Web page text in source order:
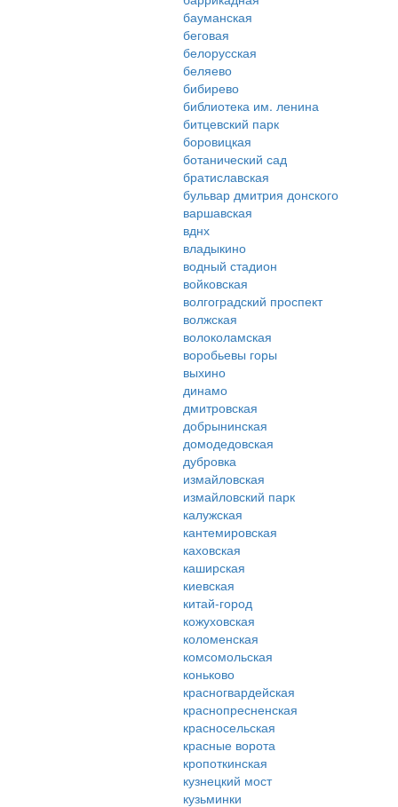
бауманская
беговая
белорусская
беляево
бибирево
библиотека им. ленина
битцевский парк
боровицкая
ботанический сад
братиславская
бульвар дмитрия донского
варшавская
вднх
владыкино
водный стадион
войковская
волгоградский проспект
волжская
волоколамская
воробьевы горы
выхино
динамо
дмитровская
добрынинская
домодедовская
дубровка
измайловская
измайловский парк
калужская
кантемировская
каховская
каширская
киевская
китай-город
кожуховская
коломенская
комсомольская
коньково
красногвардейская
краснопресненская
красносельская
красные ворота
кропоткинская
кузнецкий мост
кузьминки